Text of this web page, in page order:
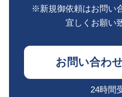
※新規御依頼はお問い
宜しくお願い
お問い合わ
24時間